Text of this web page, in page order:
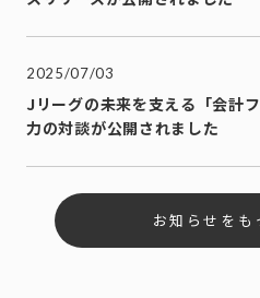
2025/07/03
Jリーグの未来を支える「会計
力の対談が公開されました
お知らせをも